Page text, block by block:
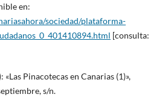
en:
sociedad/plataforma-
[consulta:
Pinacotecas en Canarias (1)»,
s/n.